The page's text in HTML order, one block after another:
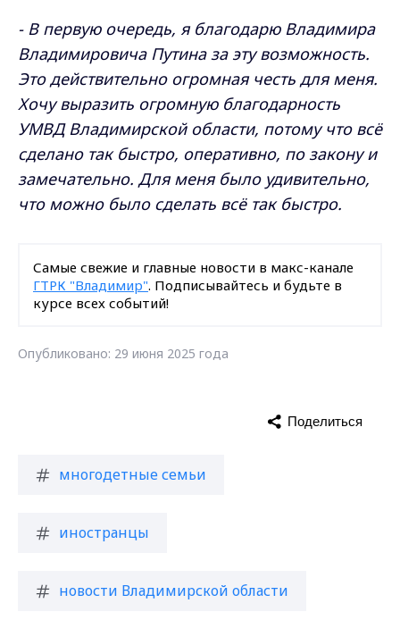
- В первую очередь, я благодарю Владимира
Владимировича Путина за эту возможность.
Это действительно огромная честь для меня.
Хочу выразить огромную благодарность
УМВД Владимирской области, потому что всё
сделано так быстро, оперативно, по закону и
замечательно. Для меня было удивительно,
что можно было сделать всё так быстро.
Самые свежие и главные новости в макс-канале
ГТРК "Владимир". Подписывайтесь и будьте в
курсе всех событий!
Опубликовано: 29 июня 2025 года
многодетные семьи
иностранцы
новости Владимирской области
Поделиться